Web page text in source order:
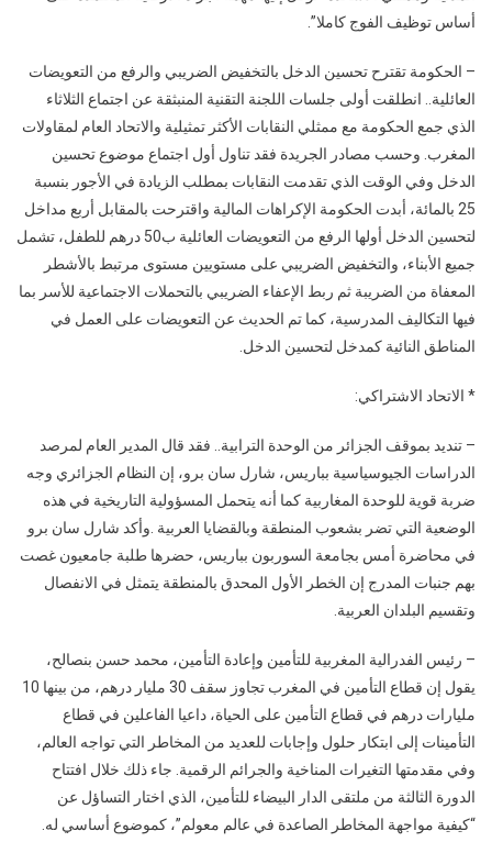
أساس توظيف الفوج كاملا”.
– الحكومة تقترح تحسين الدخل بالتخفيض الضريبي والرفع من التعويضات
العائلية.. انطلقت أولى جلسات اللجنة التقنية المنبثقة عن اجتماع الثلاثاء
الذي جمع الحكومة مع ممثلي النقابات الأكثر تمثيلية والاتحاد العام لمقاولات
المغرب. وحسب مصادر الجريدة فقد تناول أول اجتماع موضوع تحسين
الدخل وفي الوقت الذي تقدمت النقابات بمطلب الزيادة في الأجور بنسبة
25 بالمائة، أبدت الحكومة الإكراهات المالية واقترحت بالمقابل أربع مداخل
لتحسين الدخل أولها الرفع من التعويضات العائلية ب50 درهم للطفل، تشمل
جميع الأبناء، والتخفيض الضريبي على مستويين مستوى مرتبط بالأشطر
المعفاة من الضريبة ثم ربط الإعفاء الضريبي بالتحملات الاجتماعية للأسر بما
فيها التكاليف المدرسية، كما تم الحديث عن التعويضات على العمل في
المناطق النائية كمدخل لتحسين الدخل.
* الاتحاد الاشتراكي:
– تنديد بموقف الجزائر من الوحدة الترابية.. فقد قال المدير العام لمرصد
الدراسات الجيوسياسية بباريس، شارل سان برو، إن النظام الجزائري وجه
ضربة قوية للوحدة المغاربية كما أنه يتحمل المسؤولية التاريخية في هذه
الوضعية التي تضر بشعوب المنطقة وبالقضايا العربية .وأكد شارل سان برو
في محاضرة أمس بجامعة السوربون بباريس، حضرها طلبة جامعيون غصت
بهم جنبات المدرج إن الخطر الأول المحدق بالمنطقة يتمثل في الانفصال
وتقسيم البلدان العربية.
– رئيس الفدرالية المغربية للتأمين وإعادة التأمين، محمد حسن بنصالح،
يقول إن قطاع التأمين في المغرب تجاوز سقف 30 مليار درهم، من بينها 10
مليارات درهم في قطاع التأمين على الحياة، داعيا الفاعلين في قطاع
التأمينات إلى ابتكار حلول وإجابات للعديد من المخاطر التي تواجه العالم،
وفي مقدمتها التغيرات المناخية والجرائم الرقمية. جاء ذلك خلال افتتاح
الدورة الثالثة من ملتقى الدار البيضاء للتأمين، الذي اختار التساؤل عن
“كيفية مواجهة المخاطر الصاعدة في عالم معولم”، كموضوع أساسي له.